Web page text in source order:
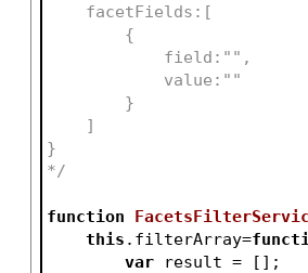
    facetFields:[
        {
            field:"",
            value:""
        }
    ]
}
*/
function
this .filterArray=
var result = [];